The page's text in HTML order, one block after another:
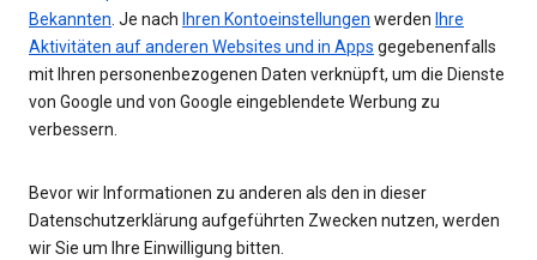
Bekannten. Je nach Ihren Kontoeinstellungen werden Ihre
Aktivitäten auf anderen Websites und in Apps gegebenenfalls
mit Ihren personenbezogenen Daten verknüpft, um die Dienste
von Google und von Google eingeblendete Werbung zu
verbessern.
Bevor wir Informationen zu anderen als den in dieser
Datenschutzerklärung aufgeführten Zwecken nutzen, werden
wir Sie um Ihre Einwilligung bitten.